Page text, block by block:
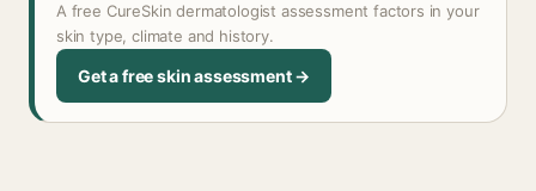
A free CureSkin dermatologist assessment factors in your
skin type, climate and history.
Get a free skin assessment →